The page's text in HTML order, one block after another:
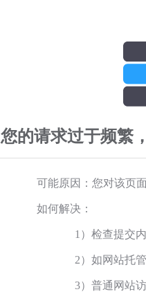
您的请求过于频繁
可能原因：您对该页
如何解决：
1）检查提交
2）如网站托
3）普通网站